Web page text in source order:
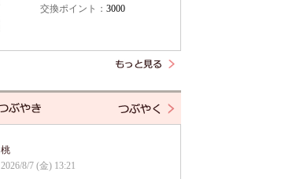
交換ポイント： 3000
桃
2026/8/7 (金) 13:21